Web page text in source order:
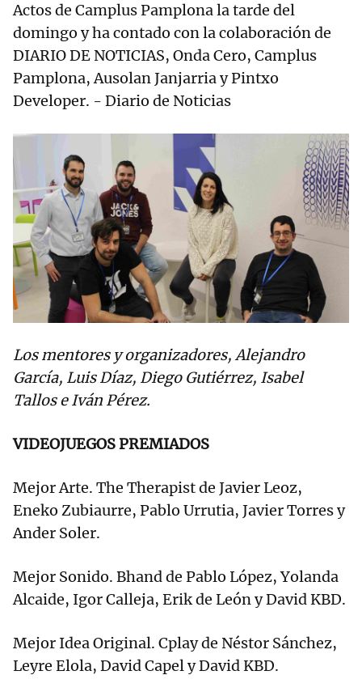
Actos de Camplus Pamplona la tarde del
domingo y ha contado con la colaboración de
DIARIO DE NOTICIAS, Onda Cero, Camplus
Pamplona, Ausolan Janjarria y Pintxo
Developer. - Diario de Noticias
Los mentores y organizadores, Alejandro
García, Luis Díaz, Diego Gutiérrez, Isabel
Tallos e Iván Pérez.
VIDEOJUEGOS PREMIADOS
Mejor Arte. The Therapist de Javier Leoz,
Eneko Zubiaurre, Pablo Urrutia, Javier Torres y
Ander Soler.
Mejor Sonido. Bhand de Pablo López, Yolanda
Alcaide, Igor Calleja, Erik de León y David KBD.
Mejor Idea Original. Cplay de Néstor Sánchez,
Leyre Elola, David Capel y David KBD.